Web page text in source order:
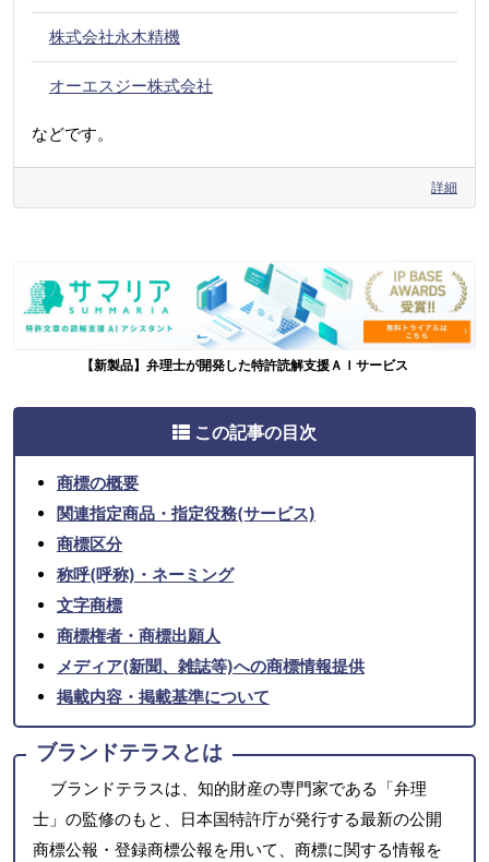
株式会社永木精機
オーエスジー株式会社
などです。
詳細
【新製品】弁理士が開発した特許読解支援ＡＩサービス
この記事の目次
商標の概要
関連指定商品・指定役務(サービス)
商標区分
称呼(呼称)・ネーミング
文字商標
商標権者・商標出願人
メディア(新聞、雑誌等)への商標情報提供
掲載内容・掲載基準について
ブランドテラスとは
ブランドテラスは、知的財産の専門家である「弁理
士」の監修のもと、日本国特許庁が発行する最新の公開
商標公報・登録商標公報を用いて、商標に関する情報を